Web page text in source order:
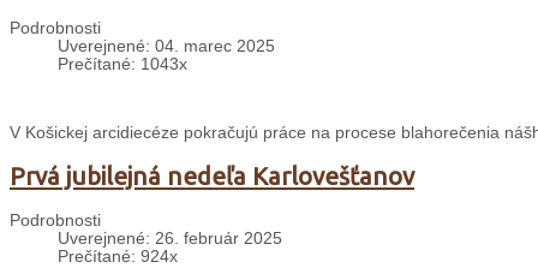
Podrobnosti
Uverejnené: 04. marec 2025
Prečítané: 1043x
V Košickej arcidiecéze pokračujú práce na procese blahorečenia
Prvá jubilejná nedeľa Karlovešťanov
Podrobnosti
Uverejnené: 26. február 2025
Prečítané: 924x